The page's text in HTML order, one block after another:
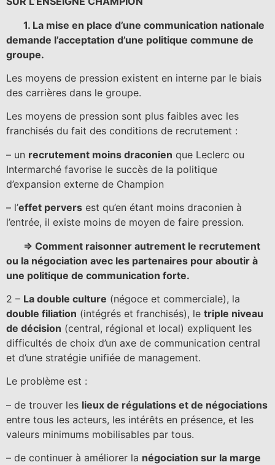
1. La mise en place d’une communication nationale
demande l’acceptation d’une politique commune de
groupe.
Les moyens de pression existent en interne par le biais
des carrières dans le groupe.
Les moyens de pression sont plus faibles avec les
franchisés du fait des conditions de recrutement :
– un recrutement moins draconien que Leclerc ou
Intermarché favorise le succès de la politique
d’expansion externe de Champion
– l’effet pervers est qu’en étant moins draconien à
l’entrée, il existe moins de moyen de faire pression.
=> Comment raisonner autrement le recrutement
ou la négociation avec les partenaires pour aboutir à
une politique de communication forte.
2 – La double culture (négoce et commerciale), la
double filiation (intégrés et franchisés), le triple niveau
de décision (central, régional et local) expliquent les
difficultés de choix d’un axe de communication central
et d’une stratégie unifiée de management.
Le problème est :
– de trouver les lieux de régulations et de négociations
entre tous les acteurs, les intérêts en présence, et les
valeurs minimums mobilisables par tous.
– de continuer à améliorer la négociation sur la marge